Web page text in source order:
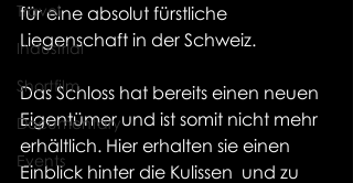
Travel
Industrial
Shortfilm
Documentary
Events
für eine absolut fürstliche
Liegenschaft in der Schweiz.
Das Schloss hat bereits einen neuen
Eigentümer und ist somit nicht mehr
erhältlich. Hier erhalten sie einen
Einblick hinter die Kulissen  und zu